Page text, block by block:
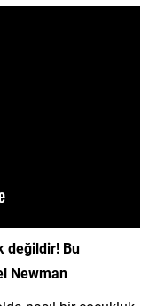
değildir! Bu
Newman